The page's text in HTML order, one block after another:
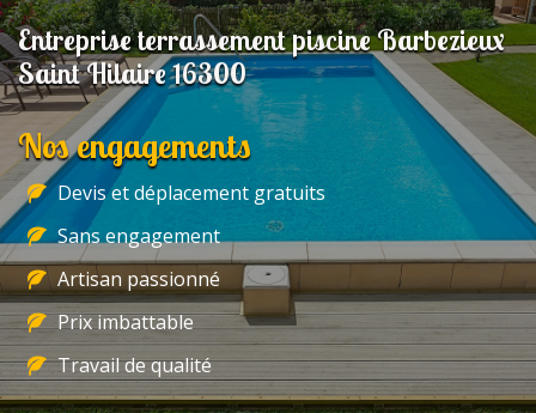
Entreprise terrassement piscine Barbezieux
Saint Hilaire 16300
Nos engagements
Devis et déplacement gratuits
Sans engagement
Artisan passionné
Prix imbattable
Travail de qualité